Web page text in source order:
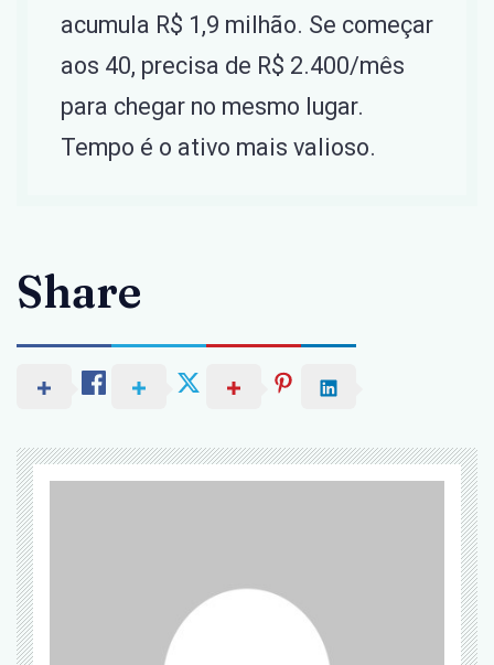
acumula R$ 1,9 milhão. Se começar
aos 40, precisa de R$ 2.400/mês
para chegar no mesmo lugar.
Tempo é o ativo mais valioso.
Share